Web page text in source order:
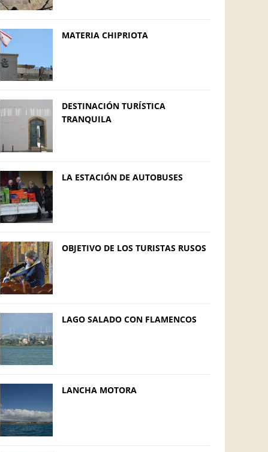
MATERIA CHIPRIOTA
DESTINACIÓN TURÍSTICA
TRANQUILA
LA ESTACIÓN DE AUTOBUSES
OBJETIVO DE LOS TURISTAS RUSOS
LAGO SALADO CON FLAMENCOS
LANCHA MOTORA